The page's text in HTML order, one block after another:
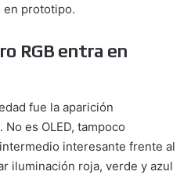
en prototipo.
RGB entra en
fue la aparición
. No es OLED, tampoco
interesante frente al
iluminación roja, verde y azul